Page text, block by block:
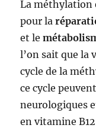
La méthylation
pour la
et le
l’on sait que la
cycle de la
ce cycle
neurologiques
en vitamine